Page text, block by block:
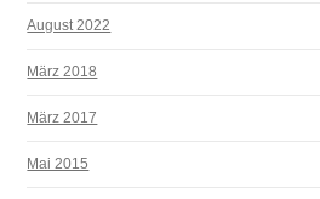
August 2022
März 2018
März 2017
Mai 2015